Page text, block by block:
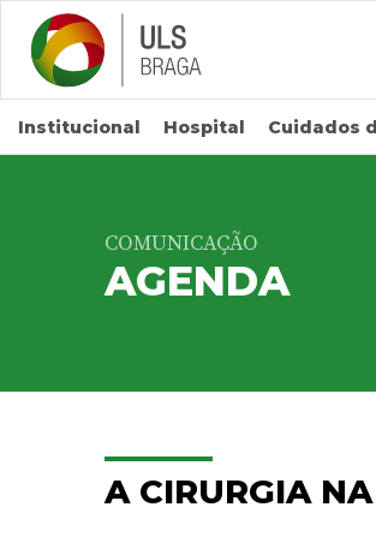
Saltar para conteúdo principal
Institucional Hospital Cuidados
COMUNICAÇÃO
AGENDA
A CIRURGIA